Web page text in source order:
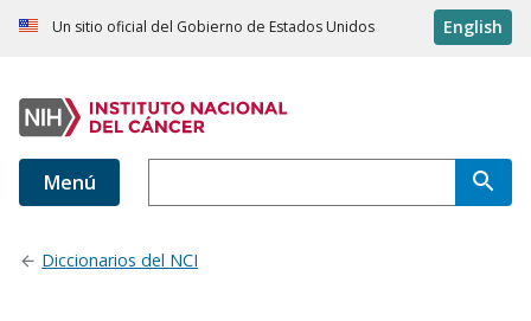
Un sitio oficial del Gobierno de Estados Unidos English
Menú
Diccionarios del NCI